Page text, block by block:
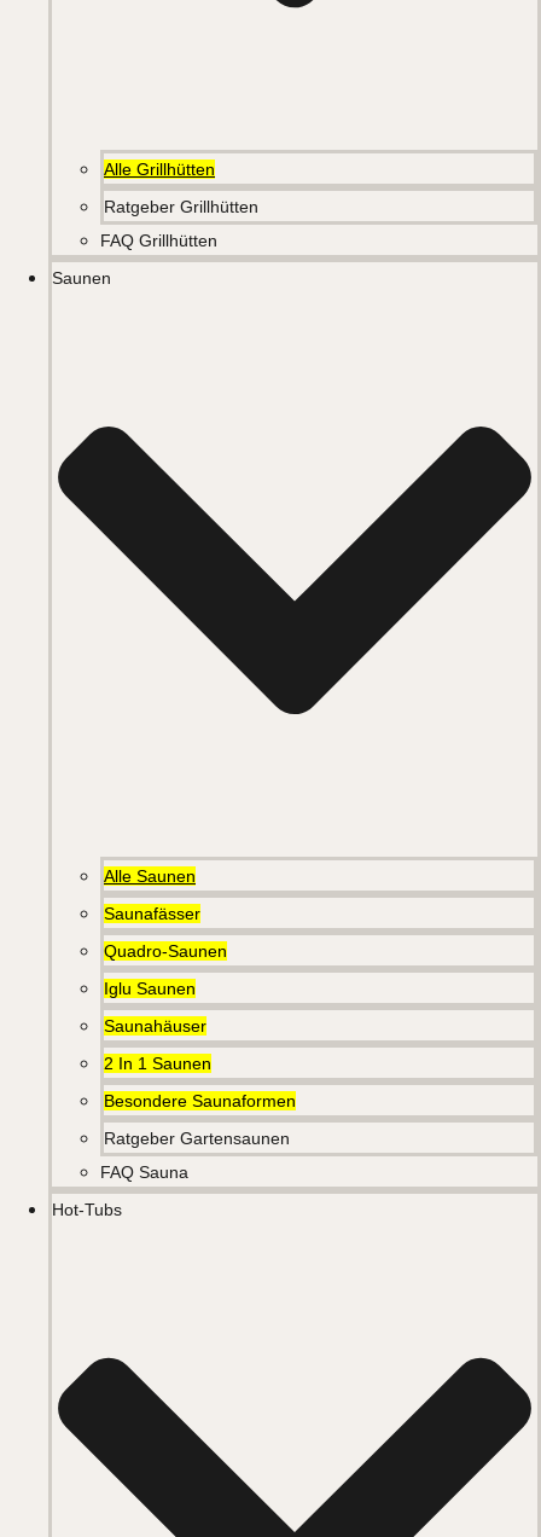
Alle Grillhütten
Ratgeber Grillhütten
FAQ Grillhütten
Saunen
Alle Saunen
Saunafässer
Quadro-Saunen
Iglu Saunen
Saunahäuser
2 In 1 Saunen
Besondere Saunaformen
Ratgeber Gartensaunen
FAQ Sauna
Hot-Tubs